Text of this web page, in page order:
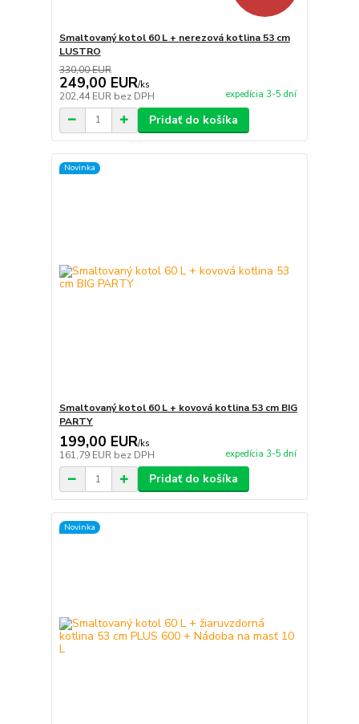
Smaltovaný kotol 60 L + nerezová kotlina 53 cm
LUSTRO
330,00 EUR
249,00 EUR/ks
202,44 EUR bez DPH expedícia 3-5 dní
Pridať do košíka
Novinka
Smaltovaný kotol 60 L + kovová kotlina 53 cm BIG
PARTY
199,00 EUR/ks
161,79 EUR bez DPH expedícia 3-5 dní
Pridať do košíka
Novinka